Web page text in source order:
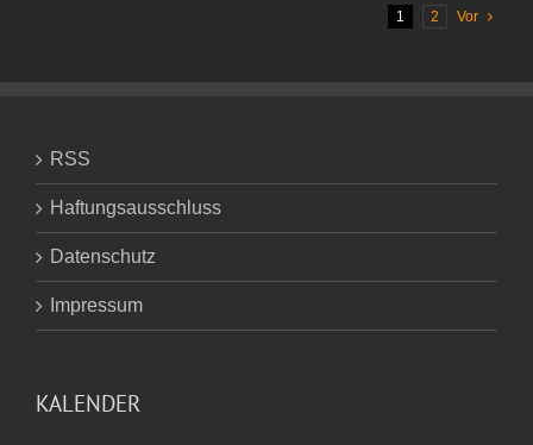
1 2 Vor
RSS
Haftungsausschluss
Datenschutz
Impressum
KALENDER